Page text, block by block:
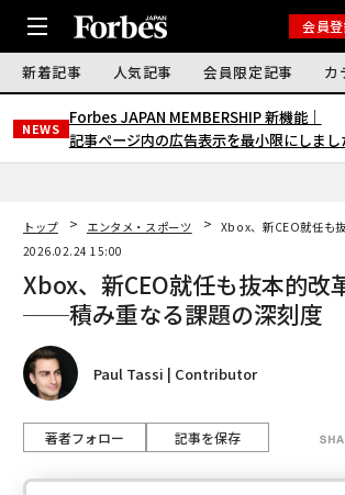
会員
新着記事 人気記事 会員限定記事 カ
NEWS
Forbes JAPAN MEMBERSHIP 新機能｜
記事ページ内の広告表示を最小限にしまし
トップ エンタメ・スポーツ
Xbox、新CEO就任も
2026.02.24 15:00
Xbox、新CEO就任も抜本的改
──積み重なる課題の深刻度
Paul Tassi | Contributor
著者フォロー 記事を保存